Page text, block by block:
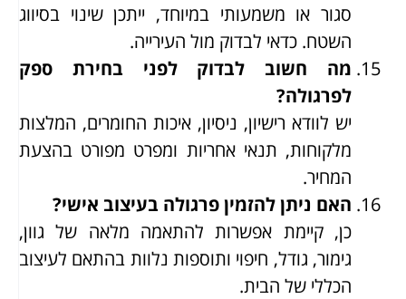
סגור או משמעותי במיוחד, ייתכן שינוי בסיווג
השטח. כדאי לבדוק מול העירייה.
מה חשוב לבדוק לפני בחירת ספק
לפרגולה?
יש לוודא רישיון, ניסיון, איכות החומרים, המלצות
מלקוחות, תנאי אחריות ומפרט מפורט בהצעת
המחיר.
האם ניתן להזמין פרגולה בעיצוב אישי?
כן, קיימת אפשרות להתאמה מלאה של גוון,
גימור, גודל, חיפוי ותוספות נלוות בהתאם לעיצוב
הכללי של הבית.